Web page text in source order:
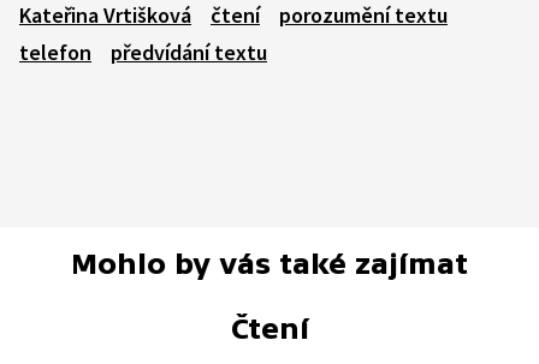
Kateřina Vrtišková
čtení
porozumění textu
telefon
předvídání textu
Mohlo by vás také zajímat
Čtení